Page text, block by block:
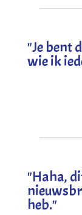
"Je bent
wie ik
"Haha,
heb."